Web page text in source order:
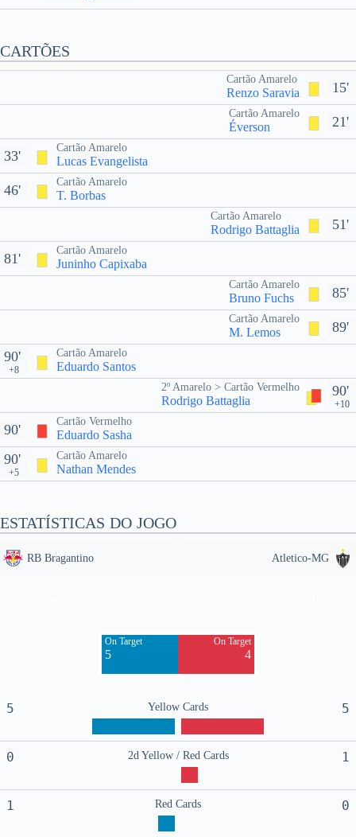
CARTÕES
15'
Cartão Amarelo
Renzo Saravia
21'
Cartão Amarelo
Éverson
Cartão Amarelo
Lucas Evangelista
33'
Cartão Amarelo
T. Borbas
46'
51'
Cartão Amarelo
Rodrigo Battaglia
Cartão Amarelo
Juninho Capixaba
81'
85'
Cartão Amarelo
Bruno Fuchs
89'
Cartão Amarelo
M. Lemos
Cartão Amarelo
Eduardo Santos
90'
+8
90'
+10
2º Amarelo > Cartão Vermelho
Rodrigo Battaglia
Cartão Vermelho
Eduardo Sasha
90'
Cartão Amarelo
Nathan Mendes
90'
+5
ESTATÍSTICAS DO JOGO
RB Bragantino Atletico-MG
On Target
5
On Target
4
5 Yellow Cards 5
0 2d Yellow / Red Cards 1
1 Red Cards 0